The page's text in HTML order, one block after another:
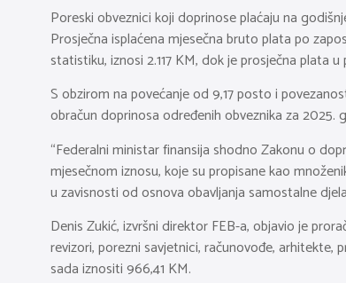
Poreski obveznici koji doprinose plaćaju na
Prosječna isplaćena mjesečna bruto plata po
statistiku, iznosi 2.117 KM, dok je prosječna plata
S obzirom na povećanje od 9,17 posto i
obračun doprinosa određenih obveznika za 2025.
“Federalni ministar finansija shodno Zakonu o
mjesečnom iznosu, koje su propisane kao
u zavisnosti od osnova obavljanja samostalne
Denis Zukić, izvršni direktor FEB-a, objavio je
revizori, porezni savjetnici, računovođe, arhitekte,
sada iznositi 966,41 KM.